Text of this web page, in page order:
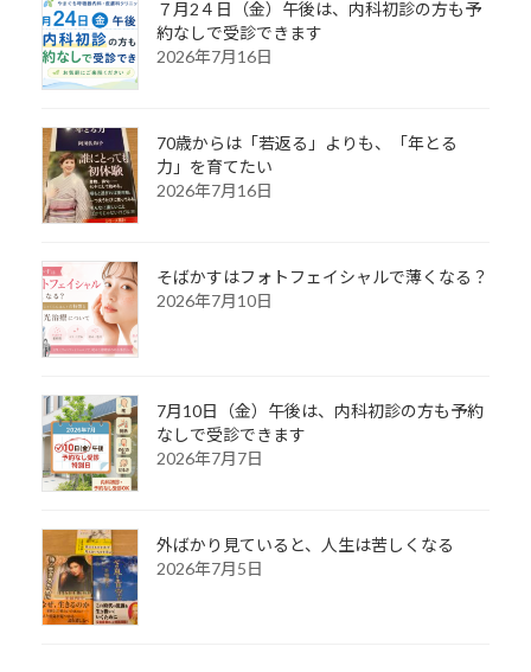
７月2４日（金）午後は、内科初診の方も予
約なしで受診できます
2026年7月16日
70歳からは「若返る」よりも、「年とる
力」を育てたい
2026年7月16日
そばかすはフォトフェイシャルで薄くなる？
2026年7月10日
7月10日（金）午後は、内科初診の方も予約
なしで受診できます
2026年7月7日
外ばかり見ていると、人生は苦しくなる
2026年7月5日